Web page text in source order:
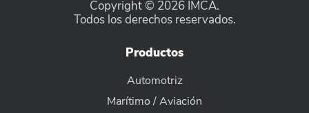
Copyright © 2026 IMCA.
Todos los derechos reservados.
Productos
Automotriz
Marítimo / Aviación